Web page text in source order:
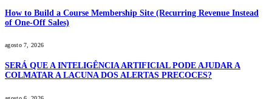
How to Build a Course Membership Site (Recurring Revenue Instead
of One-Off Sales)
agosto 7, 2026
SERÁ QUE A INTELIGÊNCIA ARTIFICIAL PODE AJUDAR A
COLMATAR A LACUNA DOS ALERTAS PRECOCES?